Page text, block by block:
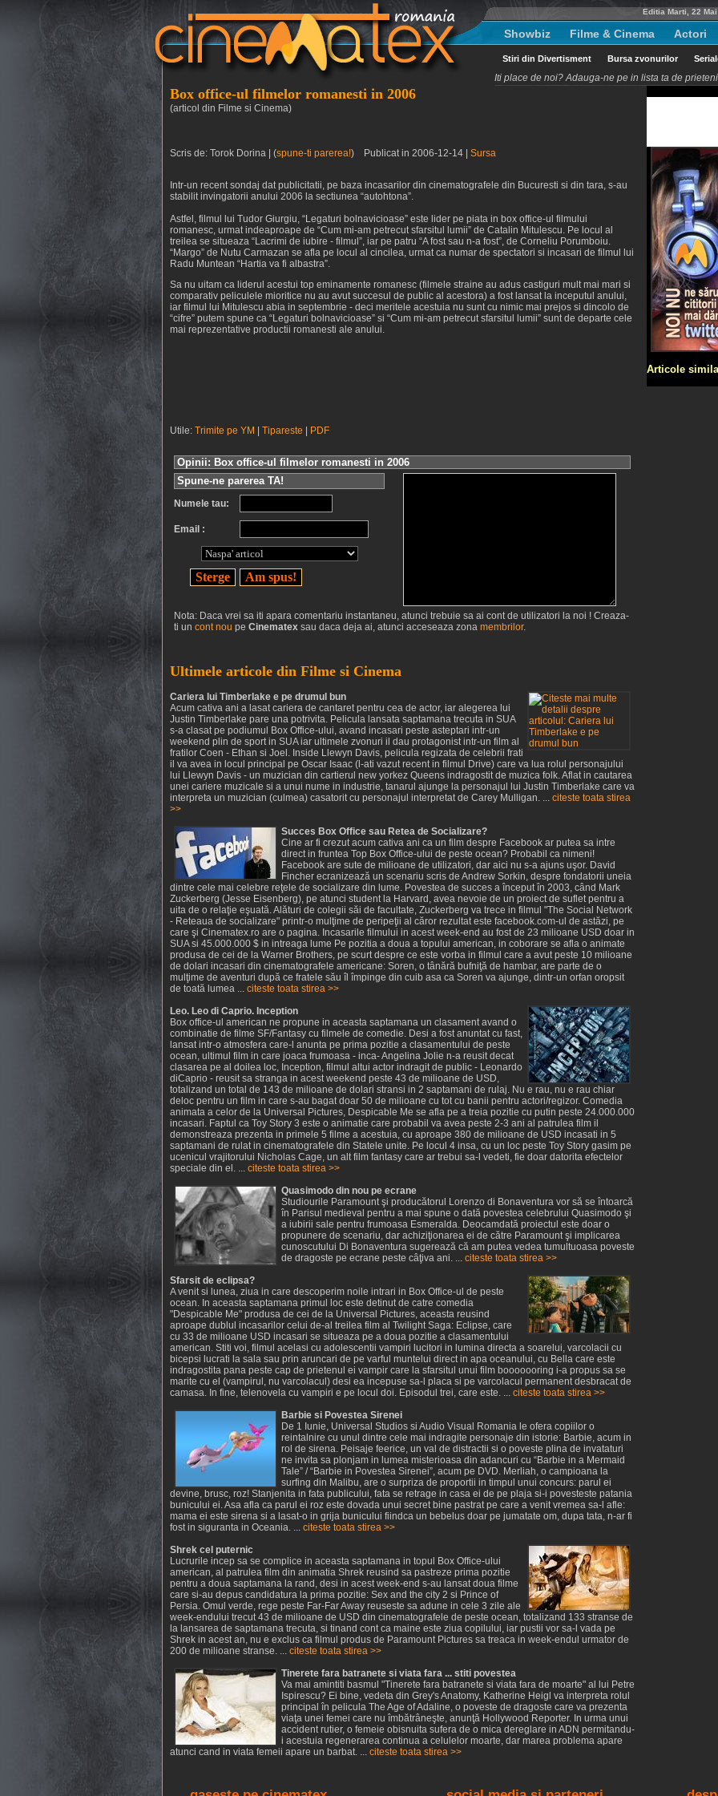
Editia Marti, 22
Showbiz Filme & Cinema Actori
Stiri din Divertisment Bursa zvonurilor
Iti place de noi? Adauga-ne pe in lista ta de
Box office-ul filmelor romanesti in 2006
(articol din Filme si Cinema)
Scris de: Torok Dorina | (spune-ti parerea!) Publicat in 2006-12-14 | Sursa
Intr-un recent sondaj dat publicitatii, pe baza incasarilor din cinematografele din Bucuresti si din tara, s-au
stabilit invingatorii anului 2006 la sectiunea “autohtona”.
Astfel, filmul lui Tudor Giurgiu, “Legaturi bolnavicioase” este lider pe piata in box office-ul filmului
romanesc, urmat indeaproape de “Cum mi-am petrecut sfarsitul lumii” de Catalin Mitulescu. Pe locul al
treilea se situeaza “Lacrimi de iubire - filmul”, iar pe patru “A fost sau n-a fost”, de Corneliu Porumboiu.
“Margo” de Nutu Carmazan se afla pe locul al cincilea, urmat ca numar de spectatori si incasari de filmul lui
Radu Muntean “Hartia va fi albastra”.
Sa nu uitam ca liderul acestui top eminamente romanesc (filmele straine au adus castiguri mult mai mari si
comparativ peliculele mioritice nu au avut succesul de public al acestora) a fost lansat la inceputul anului,
iar filmul lui Mitulescu abia in septembrie - deci meritele acestuia nu sunt cu nimic mai prejos si dincolo de
“cifre” putem spune ca “Legaturi bolnavicioase” si “Cum mi-am petrecut sfarsitul lumii” sunt de departe cele
mai reprezentative productii romanesti ale anului.
Utile: Trimite pe YM Tipareste PDF
Opinii: Box office-ul filmelor romanesti in 2006
Spune-ne parerea TA!
Numele tau:
Email :
Nota: Daca vrei sa iti apara comentariu instantaneu, atunci trebuie sa ai cont de utilizatori la noi ! Creaza-
ti un cont nou pe Cinematex sau daca deja ai, atunci acceseaza zona membrilor.
Ultimele articole din Filme si Cinema
Cariera lui Timberlake e pe drumul bun
Acum cativa ani a lasat cariera de cantaret pentru cea de actor, iar alegerea lui
Justin Timberlake pare una potrivita. Pelicula lansata saptamana trecuta in SUA
s-a clasat pe podiumul Box Office-ului, avand incasari peste asteptari intr-un
weekend plin de sport in SUA iar ultimele zvonuri il dau protagonist intr-un film al
fratilor Coen - Ethan si Joel. Inside Llewyn Davis, pelicula regizata de celebrii frati
il va avea in locul principal pe Oscar Isaac (l-ati vazut recent in filmul Drive) care va lua rolul personajului
lui Llewyn Davis - un muzician din cartierul new yorkez Queens indragostit de muzica folk. Aflat in cautarea
unei cariere muzicale si a unui nume in industrie, tanarul ajunge la personajul lui Justin Timberlake care va
interpreta un muzician (culmea) casatorit cu personajul interpretat de Carey Mulligan. ... citeste toata stirea
>>
Succes Box Office sau Retea de Socializare?
Cine ar fi crezut acum cativa ani ca un film despre Facebook ar putea sa intre
direct in fruntea Top Box Office-ului de peste ocean? Probabil ca nimeni!
Facebook are sute de milioane de utilizatori, dar aici nu s-a ajuns uşor. David
Fincher ecranizează un scenariu scris de Andrew Sorkin, despre fondatorii uneia
dintre cele mai celebre reţele de socializare din lume. Povestea de succes a început în 2003, când Mark
Zuckerberg (Jesse Eisenberg), pe atunci student la Harvard, avea nevoie de un proiect de suflet pentru a
uita de o relaţie eşuată. Alături de colegii săi de facultate, Zuckerberg va trece in filmul "The Social Network
- Reteaua de socializare" printr-o mulţime de peripeţii al căror rezultat este facebook.com-ul de astăzi, pe
care şi Cinematex.ro are o pagina. Incasarile filmului in acest week-end au fost de 23 milioane USD doar in
SUA si 45.000.000 $ in intreaga lume Pe pozitia a doua a topului american, in coborare se afla o animate
produsa de cei de la Warner Brothers, pe scurt despre ce este vorba in filmul care a avut peste 10 milioane
de dolari incasari din cinematografele americane: Soren, o tânără bufniţă de hambar, are parte de o
mulţime de aventuri după ce fratele său îl împinge din cuib asa ca Soren va ajunge, dintr-un orfan oropsit
de toată lumea ... citeste toata stirea >>
Leo. Leo di Caprio. Inception
Box office-ul american ne propune in aceasta saptamana un clasament avand o
combinatie de filme SF/Fantasy cu filmele de comedie. Desi a fost anuntat cu fast,
lansat intr-o atmosfera care-l anunta pe prima pozitie a clasamentului de peste
ocean, ultimul film in care joaca frumoasa - inca- Angelina Jolie n-a reusit decat
clasarea pe al doilea loc, Inception, filmul altui actor indragit de public - Leonardo
diCaprio - reusit sa stranga in acest weekend peste 43 de milioane de USD,
totalizand un total de 143 de milioane de dolari stransi in 2 saptamani de rulaj. Nu e rau, nu e rau chiar
deloc pentru un film in care s-au bagat doar 50 de milioane cu tot cu banii pentru actori/regizor. Comedia
animata a celor de la Universal Pictures, Despicable Me se afla pe a treia pozitie cu putin peste 24.000.000
incasari. Faptul ca Toy Story 3 este o animatie care probabil va avea peste 2-3 ani al patrulea film il
demonstreaza prezenta in primele 5 filme a acestuia, cu aproape 380 de milioane de USD incasati in 5
saptamani de rulat in cinematografele din Statele unite. Pe locul 4 insa, cu un loc peste Toy Story gasim pe
ucenicul vrajitorului Nicholas Cage, un alt film fantasy care ar trebui sa-l vedeti, fie doar datorita efectelor
speciale din el. ... citeste toata stirea >>
Quasimodo din nou pe ecrane
Studiourile Paramount şi producătorul Lorenzo di Bonaventura vor să se întoarcă
în Parisul medieval pentru a mai spune o dată povestea celebrului Quasimodo şi
a iubirii sale pentru frumoasa Esmeralda. Deocamdată proiectul este doar o
propunere de scenariu, dar achiziţionarea ei de către Paramount şi implicarea
cunoscutului Di Bonaventura sugerează că am putea vedea tumultuoasa poveste
de dragoste pe ecrane peste câţiva ani. ... citeste toata stirea >>
Sfarsit de eclipsa?
A venit si lunea, ziua in care descoperim noile intrari in Box Office-ul de peste
ocean. In aceasta saptamana primul loc este detinut de catre comedia
"Despicable Me" produsa de cei de la Universal Pictures, aceasta reusind
aproape dublul incasarilor celui de-al treilea film al Twilight Saga: Eclipse, care
cu 33 de milioane USD incasari se situeaza pe a doua pozitie a clasamentului
american. Stiti voi, filmul acelasi cu adolescentii vampiri lucitori in lumina directa a soarelui, varcolacii cu
bicepsi lucrati la sala sau prin aruncari de pe varful muntelui direct in apa oceanului, cu Bella care este
indragostita pana peste cap de prietenul ei vampir care la sfarsitul unui film booooooring i-a propus sa se
marite cu el (vampirul, nu varcolacul) desi ea incepuse sa-l placa si pe varcolacul permanent desbracat de
camasa. In fine, telenovela cu vampiri e pe locul doi. Episodul trei, care este. ... citeste toata stirea >>
Barbie si Povestea Sirenei
De 1 Iunie, Universal Studios si Audio Visual Romania le ofera copiilor o
reintalnire cu unul dintre cele mai indragite personaje din istorie: Barbie, acum in
rol de sirena. Peisaje feerice, un val de distractii si o poveste plina de invataturi
ne invita sa plonjam in lumea misterioasa din adancuri cu “Barbie in a Mermaid
Tale” / “Barbie in Povestea Sirenei”, acum pe DVD. Merliah, o campioana la
surfing din Malibu, are o surpriza de proportii in timpul unui concurs: parul ei
devine, brusc, roz! Stanjenita in fata publicului, fata se retrage in casa ei de pe plaja si-i povesteste patania
bunicului ei. Asa afla ca parul ei roz este dovada unui secret bine pastrat pe care a venit vremea sa-l afle:
mama ei este sirena si a lasat-o in grija bunicului fiindca un bebelus doar pe jumatate om, dupa tata, n-ar fi
fost in siguranta in Oceania. ... citeste toata stirea >>
Shrek cel puternic
Lucrurile incep sa se complice in aceasta saptamana in topul Box Office-ului
american, al patrulea film din animatia Shrek reusind sa pastreze prima pozitie
pentru a doua saptamana la rand, desi in acest week-end s-au lansat doua filme
care si-au depus candidatura la prima pozitie: Sex and the city 2 si Prince of
Persia. Omul verde, rege peste Far-Far Away reuseste sa adune in cele 3 zile ale
week-endului trecut 43 de milioane de USD din cinematografele de peste ocean, totalizand 133 stranse de
la lansarea de saptamana trecuta, si tinand cont ca maine este ziua copilului, iar pustii vor sa-l vada pe
Shrek in acest an, nu e exclus ca filmul produs de Paramount Pictures sa treaca in week-endul urmator de
200 de milioane stranse. ... citeste toata stirea >>
Tinerete fara batranete si viata fara ... stiti povestea
Va mai amintiti basmul "Tinerete fara batranete si viata fara de moarte" al lui Petre
Ispirescu? Ei bine, vedeta din Grey's Anatomy, Katherine Heigl va interpreta rolul
principal în pelicula The Age of Adaline, o poveste de dragoste care va prezenta
viaţa unei femei care nu îmbătrâneşte, anunţă Hollywood Reporter. In urma unui
accident rutier, o femeie obisnuita sufera de o mica dereglare in ADN permitandu-
i acestuia regenerarea continua a celulelor moarte, dar marea problema apare
atunci cand in viata femeii apare un barbat. ... citeste toata stirea >>
Articole